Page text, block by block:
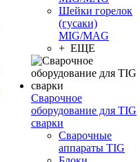
Шейки горелок
(гусаки)
MIG/MAG
+ ЕЩЕ
Сварочное
оборудование для TIG
сварки
Сварочные
аппараты TIG